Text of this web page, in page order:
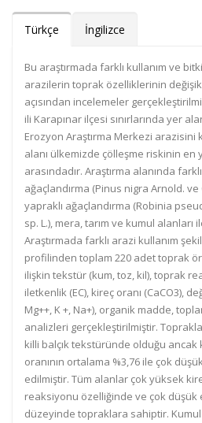
Türkçe İngilizce
Bu araştırmada farklı kullanım ve
arazilerin toprak özelliklerinin
açısından incelemeler
ili Karapınar ilçesi sınırlarında yer
Erozyon Araştırma Merkezi arazisini
alanı ülkemizde çölleşme riskinin
arasındadır. Araştırma alanında
ağaçlandırma (Pinus nigra Arnold. ve
yapraklı ağaçlandırma (Robinia
sp. L.), mera, tarım ve kumul alanları
Araştırmada farklı arazi kullanım
profilinden toplam 220 adet toprak
ilişkin tekstür (kum, toz, kil), toprak
iletkenlik (EC), kireç oranı (CaCO3),
Mg++, K +, Na+), organik madde,
analizleri gerçekleştirilmiştir.
killi balçık tekstüründe olduğu ancak
oranının ortalama %3,76 ile çok
edilmiştir. Tüm alanlar çok yüksek
reaksiyonu özelliğinde ve çok
düzeyinde topraklara sahiptir.